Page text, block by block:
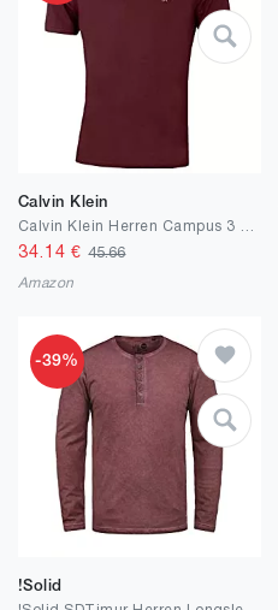
Calvin Klein
34.14 €45.66
Amazon
-39%
!Solid